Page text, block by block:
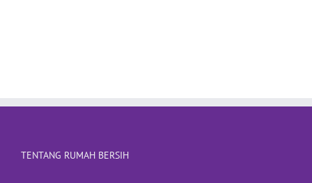
TENTANG RUMAH BERSIH